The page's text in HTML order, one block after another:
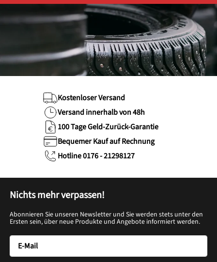
Kostenloser Versand
Versand innerhalb von 48h
100 Tage Geld-Zurück-Garantie
Bequemer Kauf auf Rechnung
Hotline 0176 - 21298127
Nichts mehr verpassen!
Abonnieren Sie unseren Newsletter und Sie werden stets unter den
Ersten sein, über neue Produkte und Angebote informiert werden.